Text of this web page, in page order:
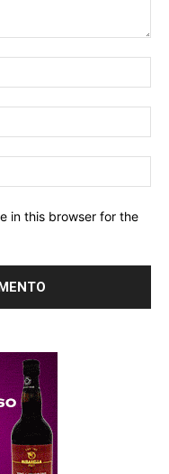
in this browser for the